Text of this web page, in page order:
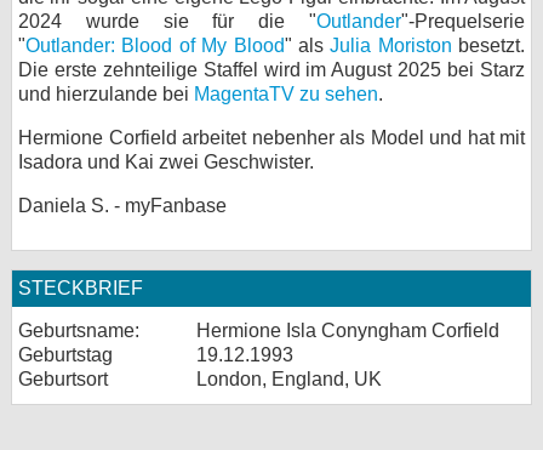
2024 wurde sie für die "Outlander"-Prequelserie
"Outlander: Blood of My Blood" alsJulia Moriston besetzt.
Die erste zehnteilige Staffel wird im August 2025 bei Starz
und hierzulande bei MagentaTV zu sehen.
Hermione Corfield arbeitet nebenher als Model und hat mit
Isadora und Kai zwei Geschwister.
Daniela S. - myFanbase
STECKBRIEF
Geburtsname:
Hermione Isla Conyngham Corfield
Geburtstag
19.12.1993
Geburtsort
London, England, UK